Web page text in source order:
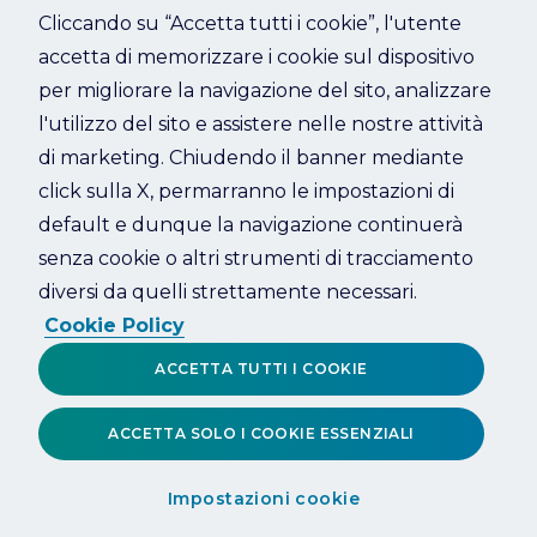
Refresh
Cliccando su “Accetta tutti i cookie”, l'utente
accetta di memorizzare i cookie sul dispositivo
per migliorare la navigazione del sito, analizzare
l'utilizzo del sito e assistere nelle nostre attività
di marketing. Chiudendo il banner mediante
click sulla X, permarranno le impostazioni di
default e dunque la navigazione continuerà
senza cookie o altri strumenti di tracciamento
diversi da quelli strettamente necessari.
Cookie Policy
Impostazioni cookie
ACCETTA SOLO I COOKIE ESSENZIALI
ACCETTA TUTTI I COOKIE